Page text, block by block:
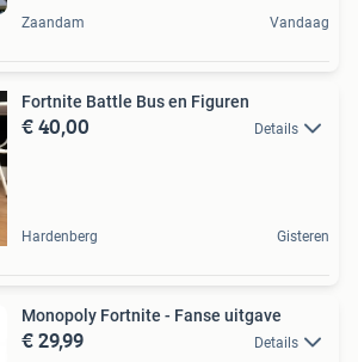
Zaandam Vandaag
Fortnite Battle Bus en Figuren
€ 40,00 Details
Hardenberg Gisteren
Monopoly Fortnite - Fanse uitgave
€ 29,99 Details